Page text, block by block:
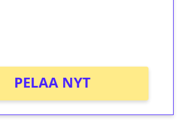
PELAA NYT